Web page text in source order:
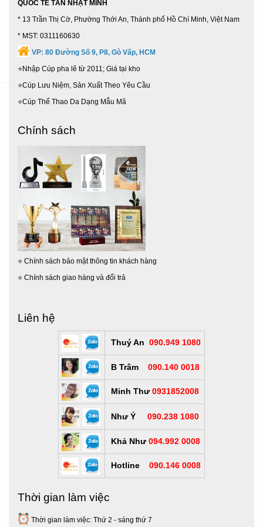
Nhà Bè, 63 Tỉnh Thành...
QUỐC TẾ TÂN NHẬT MINH
* 13 Trần Thị Cờ, Phường Thới An, Thành phố Hồ Chí Minh, Việt Nam
* MST: 0311160630
VP: 80 Đường Số 9, P8, Gò Vấp, HCM
⭐Nhập Cúp pha lê từ 2011; Giá tại kho
⭐Cúp Lưu Niệm, Sản Xuất Theo Yêu Cầu
⭐Cúp Thể Thao Da Dạng Mẫu Mã
Chính sách
⭐ Chính sách bảo mật thông tin khách hàng
⭐ Chính sách giao hàng và đổi trả
Liên hệ
Thuý An 090.949 1080
B Trâm 090.140 0018
Minh Thư 0931852008
Như Ý 090.238 1080
Khả Như 094.992 0008
Hotline 090.146 0008
Thời gian làm việc
Thời gian làm việc: Thứ 2 - sáng thứ 7